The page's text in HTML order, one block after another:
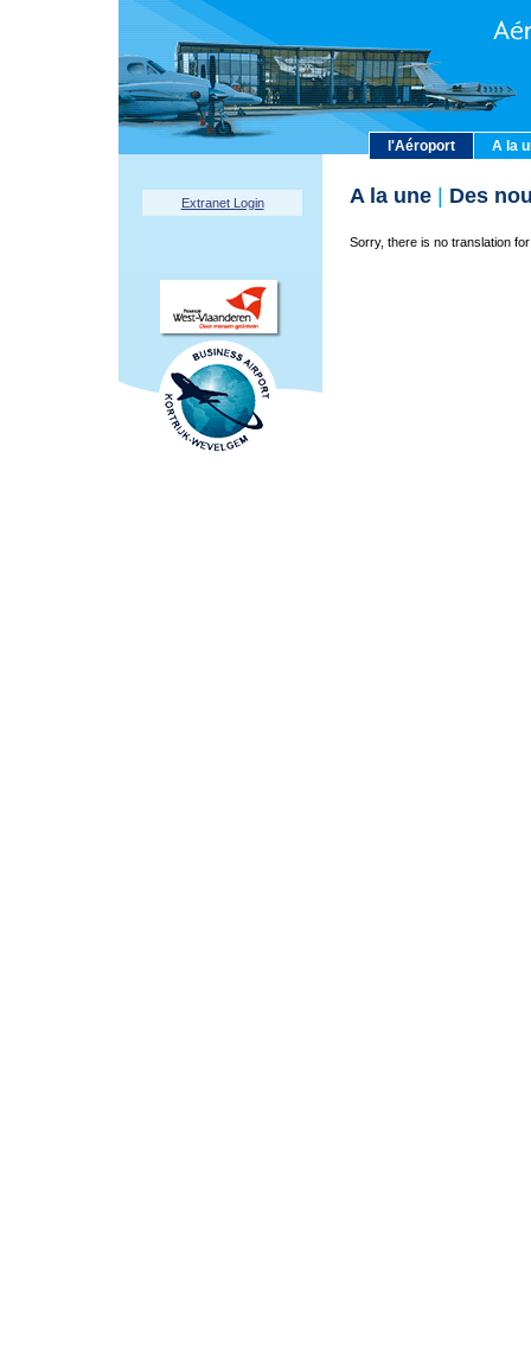
l'Aéroport A la
Extranet Login A la une Des
Sorry, there is no translation